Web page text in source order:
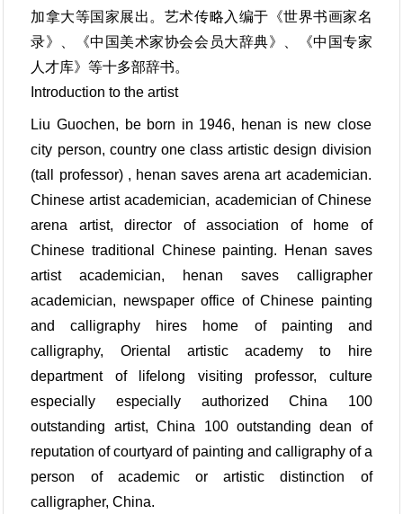
加拿大等国家展出。艺术传略入编于《世界书画家名
录》、《中国美术家协会会员大辞典》、《中国专家
人才库》等十多部辞书。
Introduction to the artist
Liu Guochen, be born in 1946, henan is new close
city person, country one class artistic design division
(tall professor) , henan saves arena art academician.
Chinese artist academician, academician of Chinese
arena artist, director of association of home of
Chinese traditional Chinese painting. Henan saves
artist academician, henan saves calligrapher
academician, newspaper office of Chinese painting
and calligraphy hires home of painting and
calligraphy, Oriental artistic academy to hire
department of lifelong visiting professor, culture
especially especially authorized China 100
outstanding artist, China 100 outstanding dean of
reputation of courtyard of painting and calligraphy of a
person of academic or artistic distinction of
calligrapher, China.